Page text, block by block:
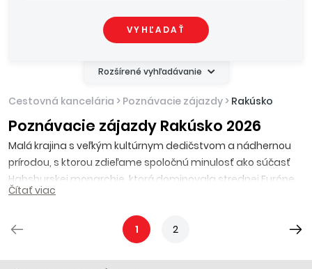
Rozšírené vyhľadávanie
VYHĽADAŤ
Cestovná kancelária > Poznávacie zájazdy > Rakúsko
Poznávacie zájazdy Rakúsko 2026
Malá krajina s veľkým kultúrnym dedičstvom a nádhernou
prírodou, s ktorou zdieľame spoločnú minulosť ako súčasť
Habsburskej monarchie, ktorá dominovala strednej Európe
viac ako 600 rokov s hlavným mestom
centrom moci a kultúry. Ďalšími mestami, ktoré určite stoja
za návštevu je
Salzburg
, ktorý dal svetu Wolfganga
Graz, Linz
Veľkú časť Rakúska pokrývajú Alpy a vďaka zimným
Čítať viac
1 2